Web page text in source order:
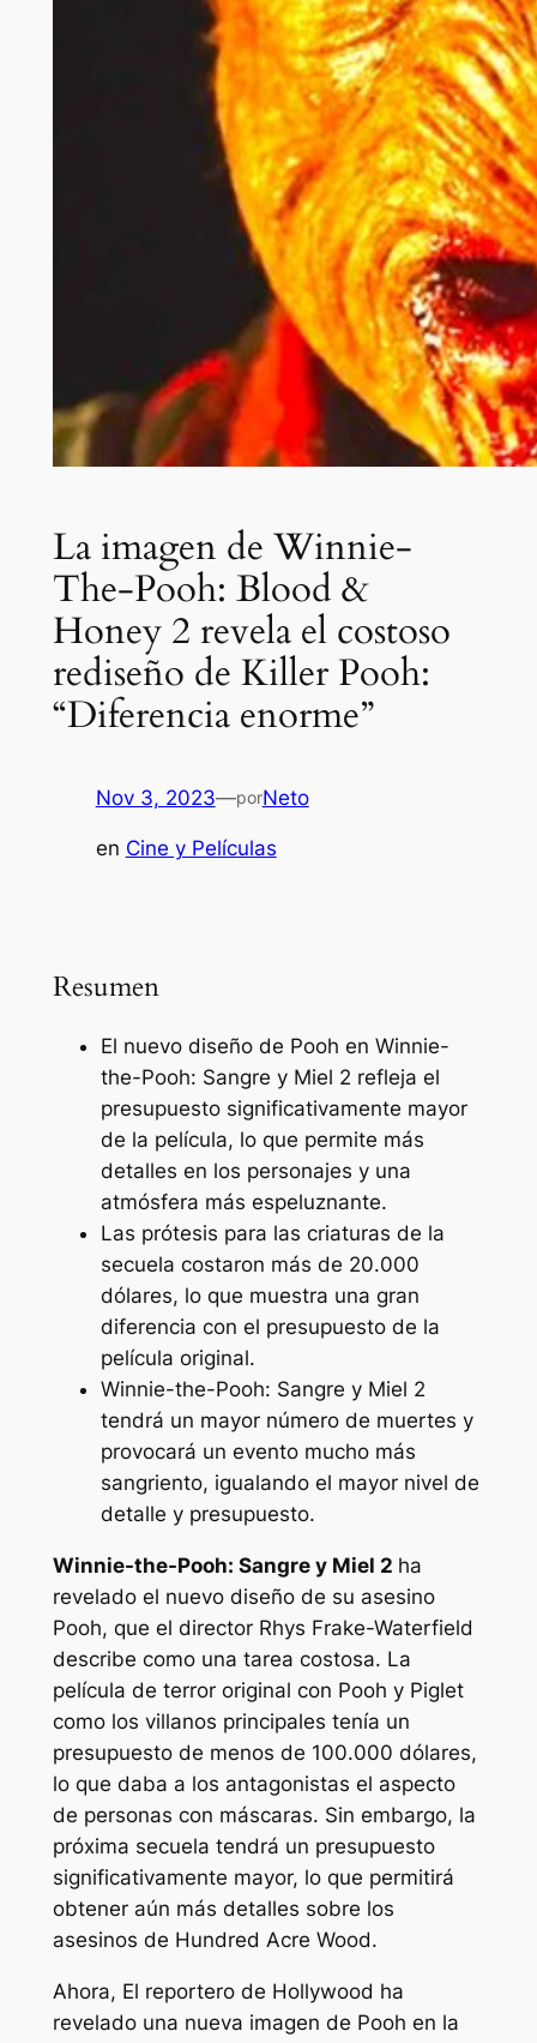
La imagen de Winnie-
The-Pooh: Blood &
Honey 2 revela el costoso
rediseño de Killer Pooh:
“Diferencia enorme”
Nov 3, 2023—porNeto
en Cine y Películas
Resumen
El nuevo diseño de Pooh en Winnie-
the-Pooh: Sangre y Miel 2 refleja el
presupuesto significativamente mayor
de la película, lo que permite más
detalles en los personajes y una
atmósfera más espeluznante.
Las prótesis para las criaturas de la
secuela costaron más de 20.000
dólares, lo que muestra una gran
diferencia con el presupuesto de la
película original.
Winnie-the-Pooh: Sangre y Miel 2
tendrá un mayor número de muertes y
provocará un evento mucho más
sangriento, igualando el mayor nivel de
detalle y presupuesto.
Winnie-the-Pooh: Sangre y Miel 2 ha
revelado el nuevo diseño de su asesino
Pooh, que el director Rhys Frake-Waterfield
describe como una tarea costosa. La
película de terror original con Pooh y Piglet
como los villanos principales tenía un
presupuesto de menos de 100.000 dólares,
lo que daba a los antagonistas el aspecto
de personas con máscaras. Sin embargo, la
próxima secuela tendrá un presupuesto
significativamente mayor, lo que permitirá
obtener aún más detalles sobre los
asesinos de Hundred Acre Wood.
Ahora, El reportero de Hollywood ha
revelado una nueva imagen de Pooh en la